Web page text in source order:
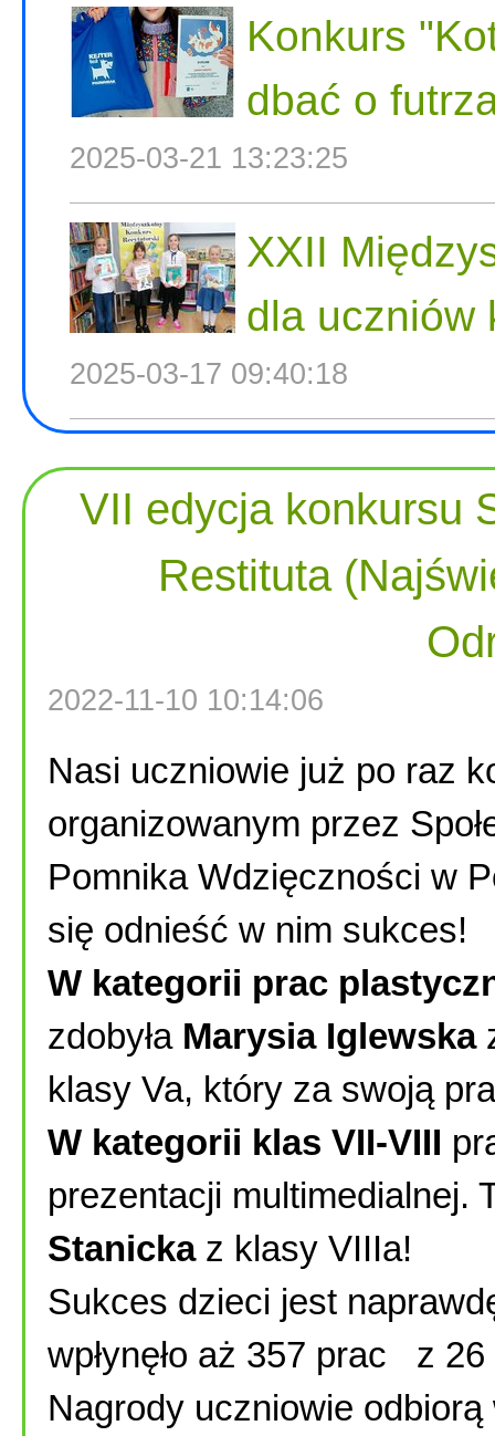
Konkurs
dbać o
2025-03-21 13:23:25
XXII
dla uczniów
2025-03-17 09:40:18
VII edycja konkursu
Restituta
2022-11-10 10:14:06
Nasi uczniowie już po raz
organizowanym przez
Pomnika Wdzięczności w
się odnieść w nim sukces!
W kategorii prac
zdobyła Marysia Iglewska
klasy Va, który za swoją
W kategorii klas VII-VIII
prezentacji multimedialnej.
Stanickaz klasy VIIIa!
Sukces dzieci jest
wpłynęło aż 357 prac z 26
Nagrody uczniowie